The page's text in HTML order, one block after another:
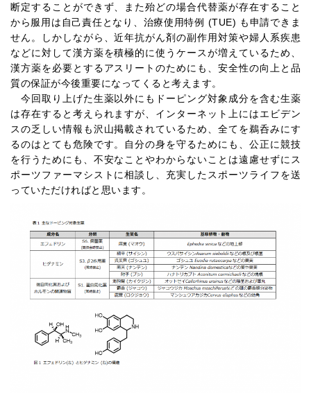
断定することができず、また殆どの場合代替薬が存在すること
から服用は自己責任となり、治療使用特例 (TUE) も申請できま
せん。しかしながら、近年抗がん剤の副作用対策や婦人系疾患
などに対して漢方薬を積極的に使うケースが増えているため、
漢方薬を必要とするアスリートのためにも、安全性の向上と品
質の保証が今後重要になってくると考えます。
今回取り上げた生薬以外にもドーピング対象成分を含む生薬
は存在すると考えられますが、インターネット上にはエビデン
スの乏しい情報も沢山掲載されているため、全てを鵜呑みにす
るのはとても危険です。自分の身を守るためにも、公正に競技
を行うためにも、不安なことやわからないことは遠慮せずにス
ポーツファーマシストに相談し、充実したスポーツライフを送
っていただければと思います。